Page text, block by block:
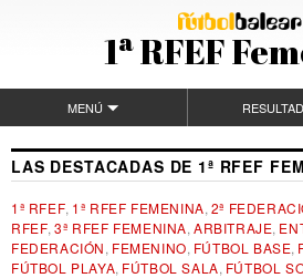
1ª RFEF
MENÚ
LAS DESTACADAS DE 1ª RFEF
1ª RFEF, 1ª RFEF FEMENINA, 2ª
RFEF,3ª RFEF FEMENINA,ARBITRAJE,
FEDERACIÓN, FEMENINO, FÚTBOL BASE,
FÚTBOL PLAYA, FÚTBOL SALA, FÚTBOL